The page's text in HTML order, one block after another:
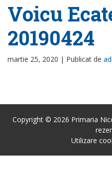
Voicu
20190424
martie 25, 2020 | Publicat de
Copyright © 2026 Primaria
Utilizare